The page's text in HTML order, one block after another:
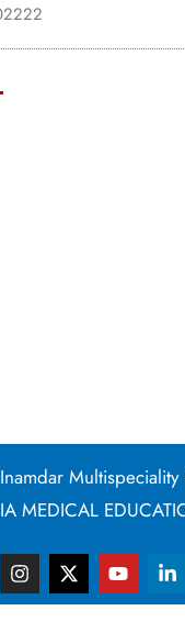
Multispeciality
MEDICAL
I
n
s
X
-
t
Y
o
u
L
i
n